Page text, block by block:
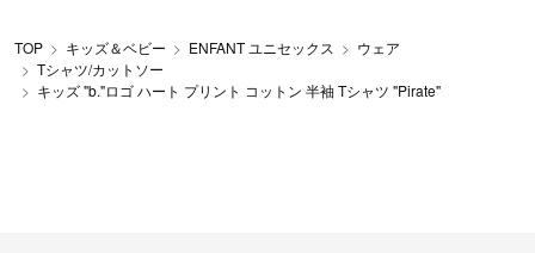
TOP キッズ＆ベビー ENFANT ユニセックス
ウェア
Tシャツ/カットソー
キッズ "b."ロゴ ハート プリント コットン 半袖 Tシャツ "Pirate"